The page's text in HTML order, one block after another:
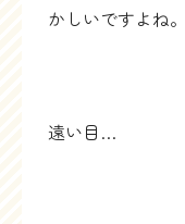
かしいですよね。
遠い目…